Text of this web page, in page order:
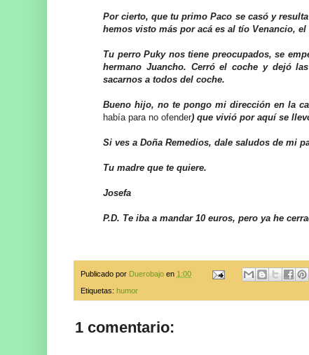
Por cierto, que tu primo Paco se casó y
hemos visto más por acá es al tío Venancio,
Tu perro Puky nos tiene preocupados, se
hermano Juancho. Cerró el coche y dejó
sacarnos a todos del coche.
Bueno hijo, no te pongo mi dirección en la
había para no ofender) que vivió por aquí se
Si ves a Doña Remedios, dale saludos de mi
Tu madre que te quiere.
Josefa
P.D. Te iba a mandar 10 euros, pero ya he
Publicado por Duerobajo en 1:00
Etiquetas: humor
1 comentario: